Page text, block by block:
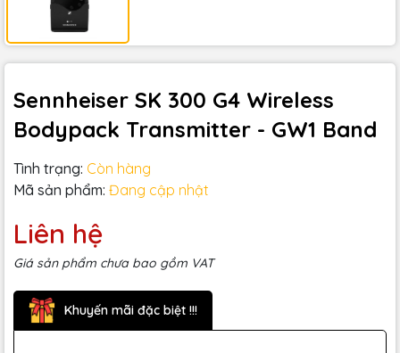
Sennheiser SK 300 G4 Wireless
Bodypack Transmitter - GW1 Band
Tình trạng: Còn hàng
Mã sản phẩm: Đang cập nhật
Liên hệ
Giá sản phẩm chưa bao gồm VAT
Khuyến mãi đặc biệt !!!